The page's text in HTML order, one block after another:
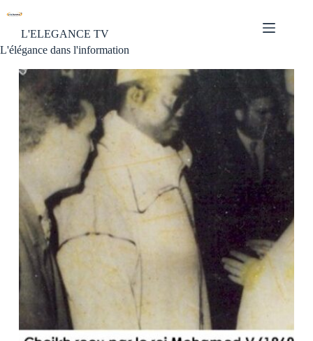
L'ELEGANCE TV
L'élégance dans l'information